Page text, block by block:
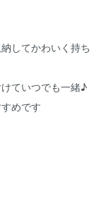
してかわいく持ち
ていつでも一緒♪
めです